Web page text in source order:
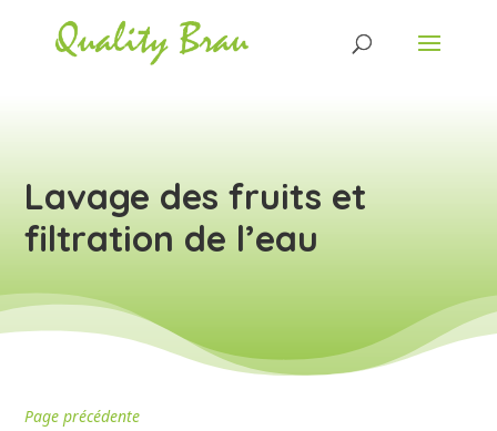
Lavage des fruits et
filtration de l’eau
Page précédente